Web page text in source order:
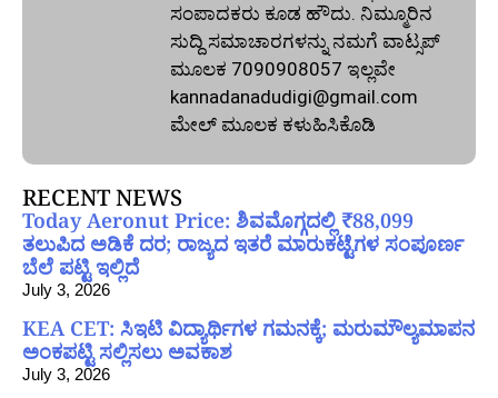
ಸಂಪಾದಕರು ಕೂಡ ಹೌದು. ನಿಮ್ಮೂರಿನ
ಸುದ್ದಿ ಸಮಾಚಾರಗಳನ್ನು ನಮಗೆ ವಾಟ್ಸಪ್‌
ಮೂಲಕ 7090908057 ಇಲ್ಲವೇ
kannadanadudigi@gmail.com
ಮೇಲ್‌ ಮೂಲಕ ಕಳುಹಿಸಿಕೊಡಿ
RECENT NEWS
Today Aeronut Price: ಶಿವಮೊಗ್ಗದಲ್ಲಿ ₹88,099
ತಲುಪಿದ ಅಡಿಕೆ ದರ; ರಾಜ್ಯದ ಇತರೆ ಮಾರುಕಟ್ಟೆಗಳ ಸಂಪೂರ್ಣ
ಬೆಲೆ ಪಟ್ಟಿ ಇಲ್ಲಿದೆ
July 3, 2026
KEA CET: ಸಿಇಟಿ ವಿದ್ಯಾರ್ಥಿಗಳ ಗಮನಕ್ಕೆ; ಮರುಮೌಲ್ಯಮಾಪನ
ಅಂಕಪಟ್ಟಿ ಸಲ್ಲಿಸಲು ಅವಕಾಶ
July 3, 2026